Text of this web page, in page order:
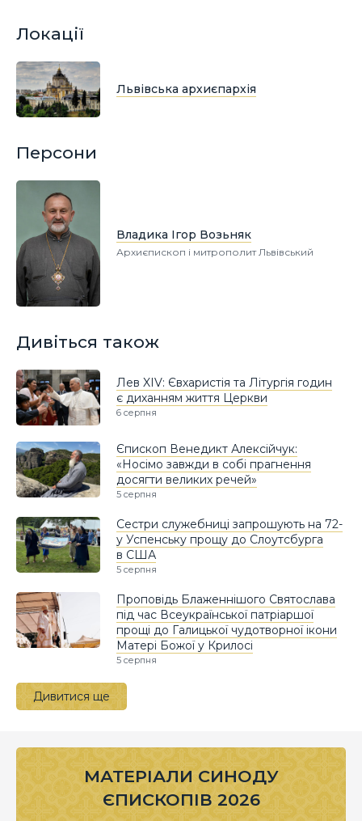
Локації
Львівська архиєпархія
Персони
Владика Ігор Возьняк
Архиєпископ і митрополит Львівський
Дивіться також
Лев XIV: Євхаристія та Літургія годин
є диханням життя Церкви
6 серпня
Єпископ Венедикт Алексійчук:
«Носімо завжди в собі прагнення
досягти великих речей»
5 серпня
Сестри служебниці запрошують на 72-
у Успенську прощу до Слоутсбурга
в США
5 серпня
Проповідь Блаженнішого Святослава
під час Всеукраїнської патріаршої
прощі до Галицької чудотворної ікони
Матері Божої у Крилосі
5 серпня
Дивитися ще
МАТЕРІАЛИ СИНОДУ
ЄПИСКОПІВ 2026